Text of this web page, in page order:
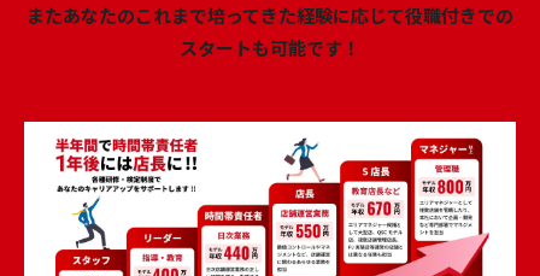
またあなたのこれまで培ってきた経験に応じて役職付きでの
スタートも可能です！